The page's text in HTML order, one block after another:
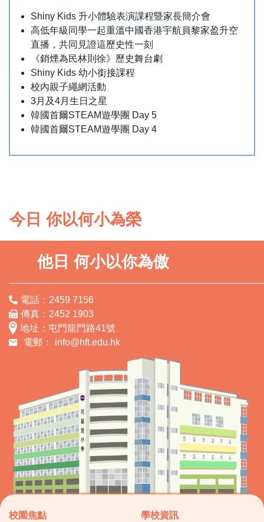
Shiny Kids 升小體驗表演課程暨家長簡介會
高低年級同學一起重溫中國香港宇航員黎家盈升空
直播，共同見證這歷史性一刻
《銷煙為民林則徐》歷史舞台劇
Shiny Kids 幼小銜接課程
校內親子繩網活動
3月及4月生日之星
韓國首爾STEAM遊學團 Day 5
韓國首爾STEAM遊學團 Day 4
今日 你以何小為榮
他日 何小以你為傲
電話：2459 7156
傳真：2452 1903
地址：屯門龍門路41號
電郵：
info@hft.edu.hk
校園焦點
學校資訊